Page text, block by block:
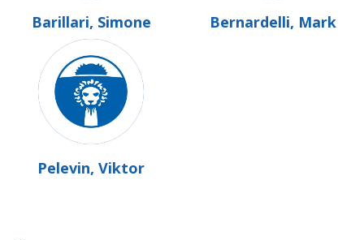
Barillari, Simone Bernardelli, Mark
Pelevin, Viktor